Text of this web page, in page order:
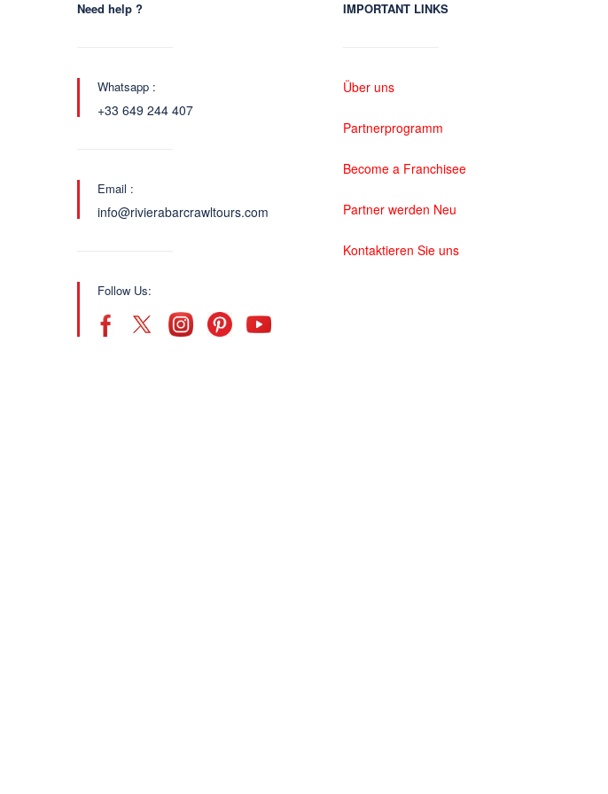
Need help ?
Whatsapp :
+33 649 244 407
Email :
info@rivierabarcrawltours.com
Follow Us:
IMPORTANT LINKS
Über uns
Partnerprogramm
Become a Franchisee
Partner werden Neu
Kontaktieren Sie uns